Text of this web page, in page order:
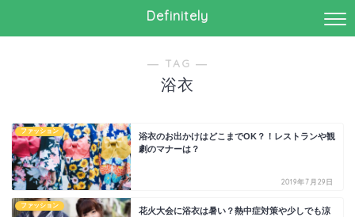
Definitely
― TAG ―
浴衣
ファッション
浴衣のお出かけはどこまでOK？！レストランや観
劇のマナーは？
2019年7月29日
ファッション
花火大会に浴衣は暑い？熱中症対策や少しでも涼